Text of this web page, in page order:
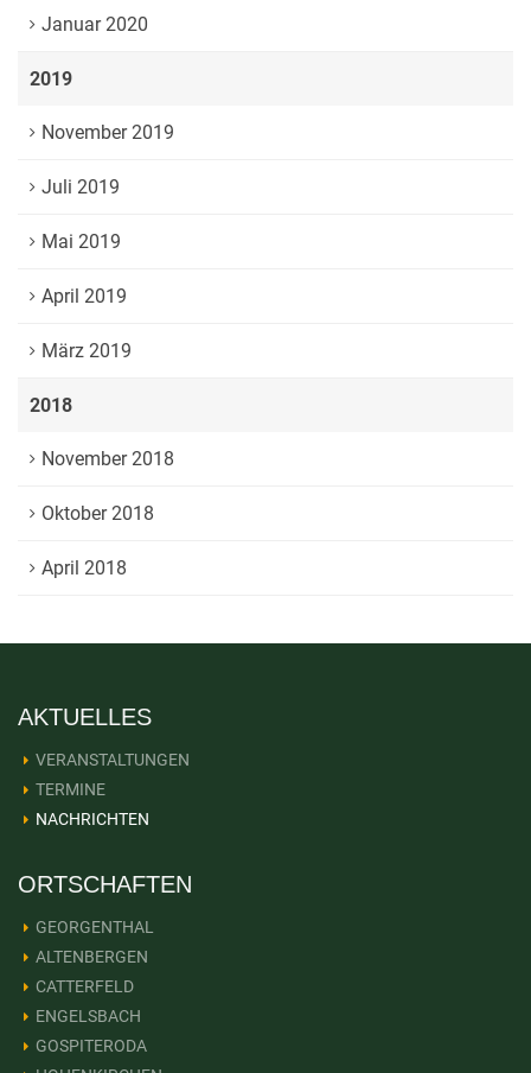
Januar 2020
2019
November 2019
Juli 2019
Mai 2019
April 2019
März 2019
2018
November 2018
Oktober 2018
April 2018
AKTUELLES
VERANSTALTUNGEN
TERMINE
NACHRICHTEN
ORTSCHAFTEN
GEORGENTHAL
ALTENBERGEN
CATTERFELD
ENGELSBACH
GOSPITERODA